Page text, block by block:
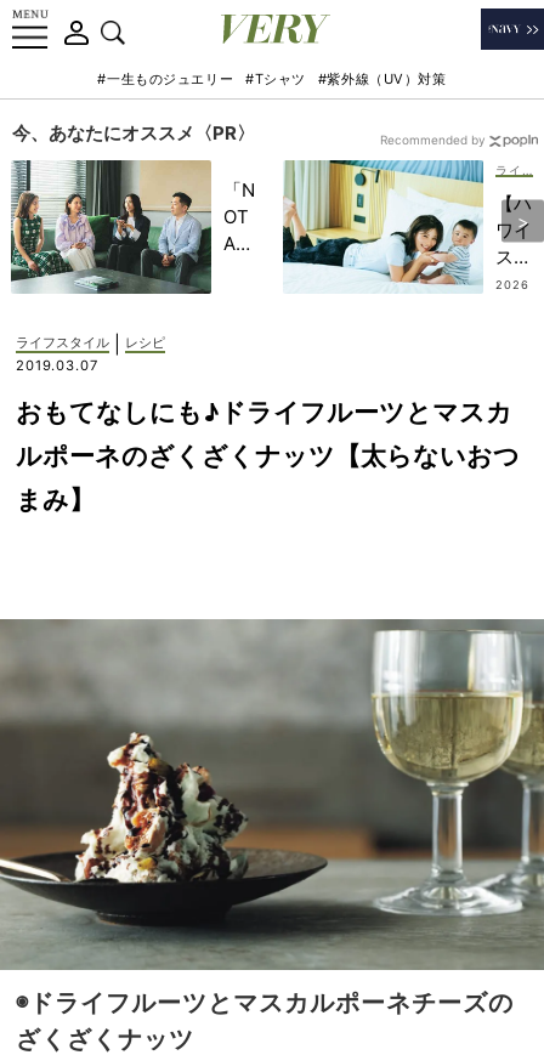
#一生ものジュエリー #Tシャツ #紫外線（UV）対策
今、あなたにオススメ〈PR〉
「N
OT
A
記憶
に一
生残
を
【ハ
ワイ
ステ
イ】
「コ
ンド
ミニ
利便
性で
選ぶ
な
ら？
2026
Recommended by
ライフスタイル
レシピ
2019.03.07
おもてなしにも♪ドライフルーツとマスカ
ルポーネのざくざくナッツ【太らないおつ
まみ】
◉ ドライフルーツとマスカルポーネチーズの
ざくざくナッツ